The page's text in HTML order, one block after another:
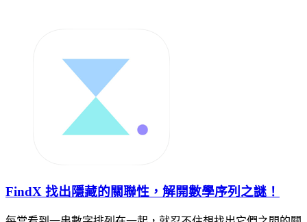
FindX 找出隱藏的關聯性，解開數學序列之謎！